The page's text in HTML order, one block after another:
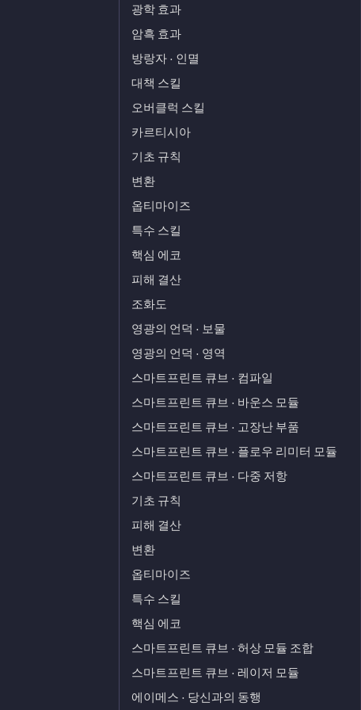
광학 효과
암흑 효과
방랑자 · 인멸
대책 스킬
오버클럭 스킬
카르티시아
기초 규칙
변환
옵티마이즈
특수 스킬
핵심 에코
피해 결산
조화도
영광의 언덕 · 보물
영광의 언덕 · 영역
스마트프린트 큐브 · 컴파일
스마트프린트 큐브 · 바운스 모듈
스마트프린트 큐브 · 고장난 부품
스마트프린트 큐브 · 플로우 리미터 모듈
스마트프린트 큐브 · 다중 저항
기초 규칙
피해 결산
변환
옵티마이즈
특수 스킬
핵심 에코
스마트프린트 큐브 · 허상 모듈 조합
스마트프린트 큐브 · 레이저 모듈
에이메스 · 당신과의 동행